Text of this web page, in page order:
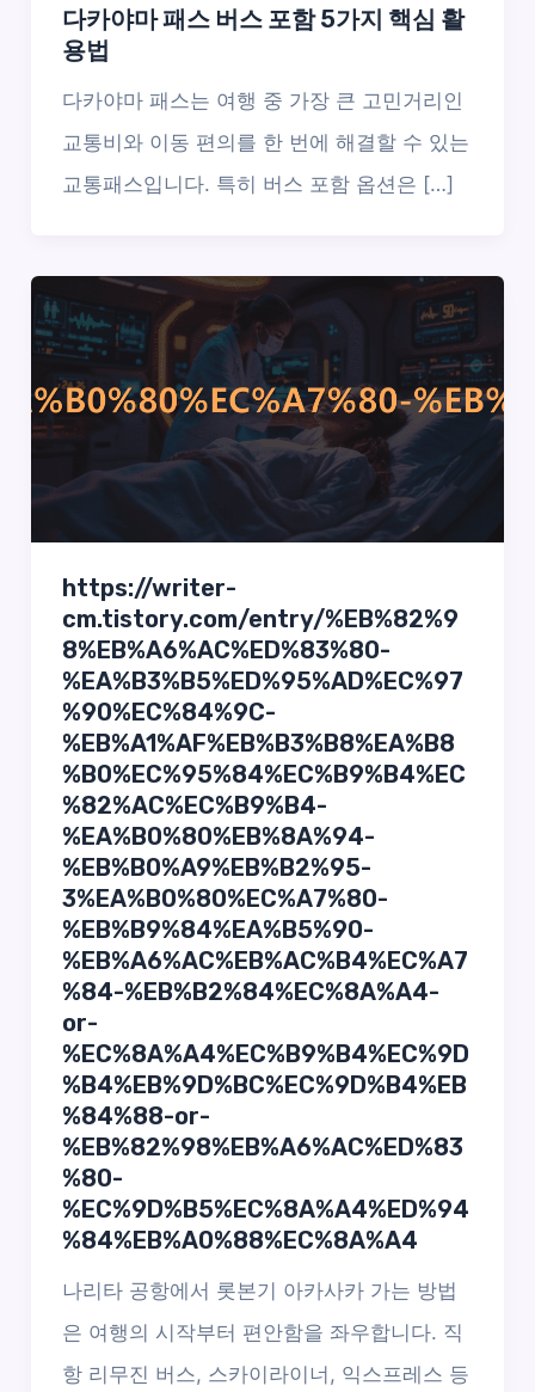
다카야마 패스 버스 포함 5가지 핵심 활
용법
다카야마 패스는 여행 중 가장 큰 고민거리인
교통비와 이동 편의를 한 번에 해결할 수 있는
교통패스입니다. 특히 버스 포함 옵션은 […]
https://writer-
cm.tistory.com/entry/%EB%82%9
8%EB%A6%AC%ED%83%80-
%EA%B3%B5%ED%95%AD%EC%97
%90%EC%84%9C-
%EB%A1%AF%EB%B3%B8%EA%B8
%B0%EC%95%84%EC%B9%B4%EC
%82%AC%EC%B9%B4-
%EA%B0%80%EB%8A%94-
%EB%B0%A9%EB%B2%95-
3%EA%B0%80%EC%A7%80-
%EB%B9%84%EA%B5%90-
%EB%A6%AC%EB%AC%B4%EC%A7
%84-%EB%B2%84%EC%8A%A4-
or-
%EC%8A%A4%EC%B9%B4%EC%9D
%B4%EB%9D%BC%EC%9D%B4%EB
%84%88-or-
%EB%82%98%EB%A6%AC%ED%83
%80-
%EC%9D%B5%EC%8A%A4%ED%94
%84%EB%A0%88%EC%8A%A4
나리타 공항에서 롯본기 아카사카 가는 방법
은 여행의 시작부터 편안함을 좌우합니다. 직
항 리무진 버스, 스카이라이너, 익스프레스 등